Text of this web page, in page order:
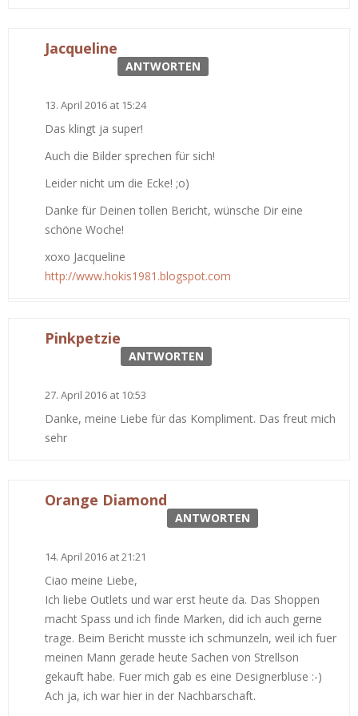
Jacqueline
ANTWORTEN
13. April 2016 at 15:24
Das klingt ja super!
Auch die Bilder sprechen für sich!
Leider nicht um die Ecke! ;o)
Danke für Deinen tollen Bericht, wünsche Dir eine
schöne Woche!
xoxo Jacqueline
http://www.hokis1981.blogspot.com
Pinkpetzie
ANTWORTEN
27. April 2016 at 10:53
Danke, meine Liebe für das Kompliment. Das freut mich
sehr
Orange Diamond
ANTWORTEN
14. April 2016 at 21:21
Ciao meine Liebe,
Ich liebe Outlets und war erst heute da. Das Shoppen
macht Spass und ich finde Marken, did ich auch gerne
trage. Beim Bericht musste ich schmunzeln, weil ich fuer
meinen Mann gerade heute Sachen von Strellson
gekauft habe. Fuer mich gab es eine Designerbluse :-)
Ach ja, ich war hier in der Nachbarschaft.